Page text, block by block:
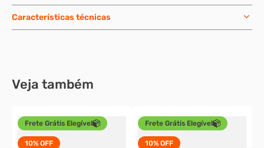
Características técnicas
Veja também
Frete Grátis Elegível
10% OFF
Frete Grátis Elegível
10% OFF